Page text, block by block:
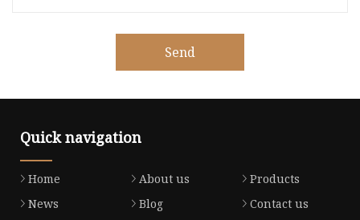
Send
Quick navigation
Home About us
Products
News
Blog
Contact us